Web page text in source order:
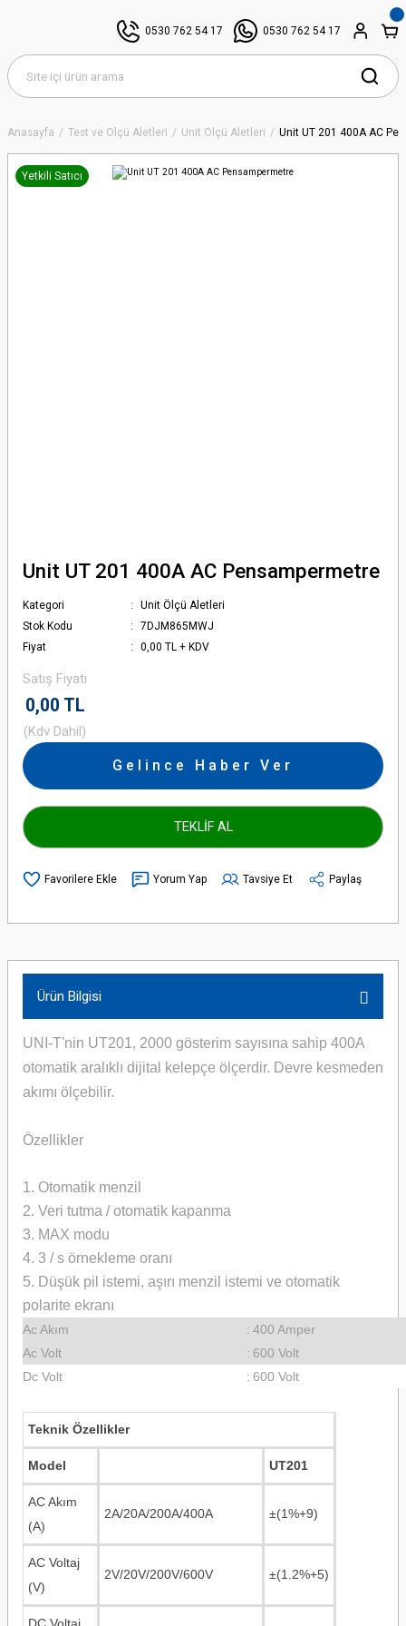
0530 762 54 17 0530 762 54 17
Anasayfa Test ve Ölçü Aletleri Unit Ölçü Aletleri Unit UT 201 400A AC
Yetkili Satıcı
Unit UT 201 400A AC Pensampermetre
Kategori
Unit Ölçü Aletleri
Stok Kodu
7DJM865MWJ
Fiyat
0,00 TL + KDV
Satış Fiyatı
0,00 TL
(Kdv Dahil)
Gelince Haber Ver
TEKLİF AL
Yorum Yap Tavsiye Et Paylaş
Ürün Bilgisi
UNI-T'nin UT201, 2000 gösterim sayısına sahip 400A
otomatik aralıklı dijital kelepçe ölçerdir. Devre kesmeden
akımı ölçebilir.
Özellikler
1. Otomatik menzil
2. Veri tutma / otomatik kapanma
3. MAX modu
4. 3 / s örnekleme oranı
5. Düşük pil istemi, aşırı menzil istemi ve otomatik
polarite ekranı
Ac Akım : 400 Amper
Ac Volt
: 600 Volt
Dc Volt
: 600 Volt
Teknik Özellikler
Model UT201
AC Akım
(A)
2A/20A/200A/400A ±(1%+9)
AC Voltaj
(V)
2V/20V/200V/600V ±(1.2%+5)